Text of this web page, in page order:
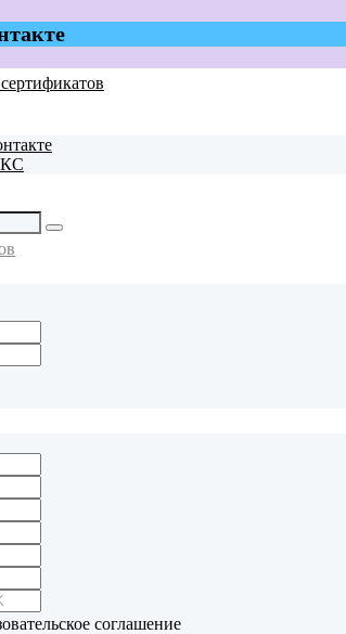
соглашение